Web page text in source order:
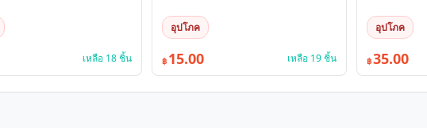
เหลือ 18 ชิ้น
อุปโภค
฿ 15.00 เหลือ 19 ชิ้น
อุปโภค
฿35.00